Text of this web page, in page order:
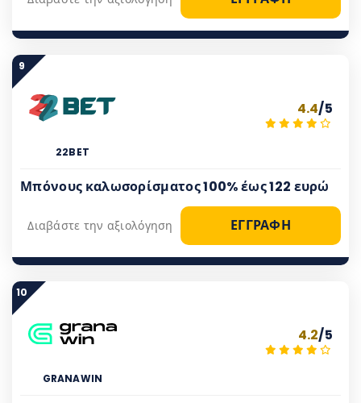
9
22BET
4.4/5
Μπόνους καλωσορίσματος 100% έως 122 ευρώ
ΕΓΓΡΑΦΗ
Διαβάστε την αξιολόγηση
10
GRANAWIN
4.2/5